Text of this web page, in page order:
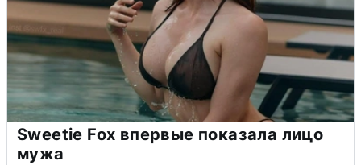
Sweetie Fox впервые показала лицо
мужа